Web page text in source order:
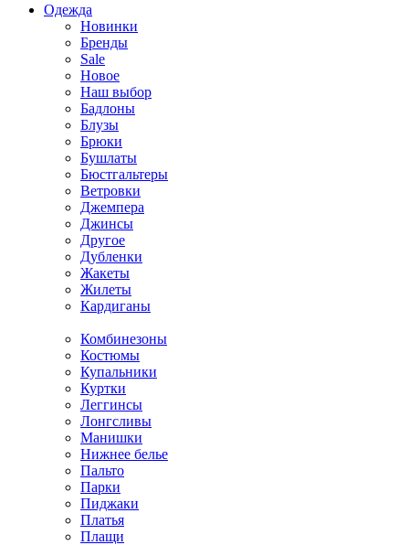
Одежда
Новинки
Бренды
Sale
Новое
Наш выбор
Бадлоны
Блузы
Брюки
Бушлаты
Бюстгальтеры
Ветровки
Джемпера
Джинсы
Другое
Дубленки
Жакеты
Жилеты
Кардиганы
Комбинезоны
Костюмы
Купальники
Куртки
Леггинсы
Лонгсливы
Манишки
Нижнее белье
Пальто
Парки
Пиджаки
Платья
Плащи